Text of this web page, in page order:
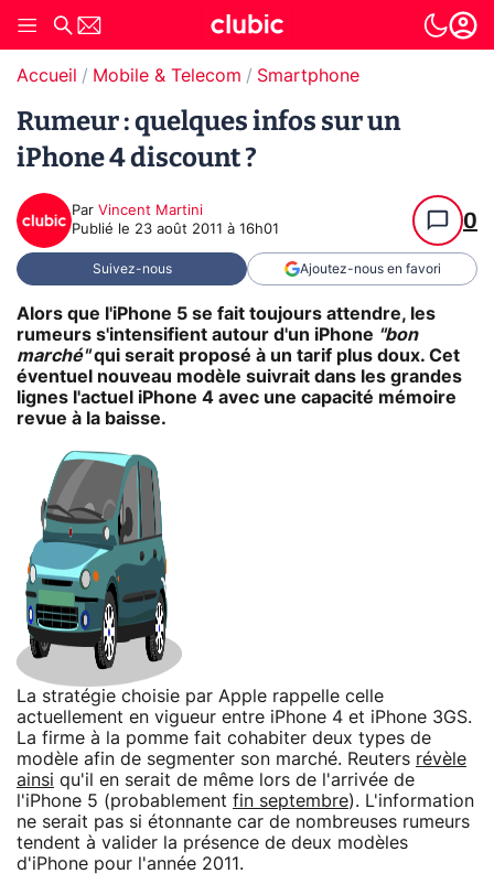
Accueil Mobile & Telecom Smartphone
Rumeur : quelques infos sur un
iPhone 4 discount ?
Par Vincent Martini
Publié le 23 août 2011 à 16h01 0
Suivez-nous Ajoutez-nous en favori
Alors que l'iPhone 5 se fait toujours attendre, les
rumeurs s'intensifient autour d'un iPhone "bon
marché"qui serait proposé à un tarif plus doux. Cet
éventuel nouveau modèle suivrait dans les grandes
lignes l'actuel iPhone 4 avec une capacité mémoire
revue à la baisse.
La stratégie choisie par Apple rappelle celle
actuellement en vigueur entre iPhone 4 et iPhone 3GS.
La firme à la pomme fait cohabiter deux types de
modèle afin de segmenter son marché. Reuters révèle
ainsi qu'il en serait de même lors de l'arrivée de
l'iPhone 5 (probablement fin septembre). L'information
ne serait pas si étonnante car de nombreuses rumeurs
tendent à valider la présence de deux modèles
d'iPhone pour l'année 2011.